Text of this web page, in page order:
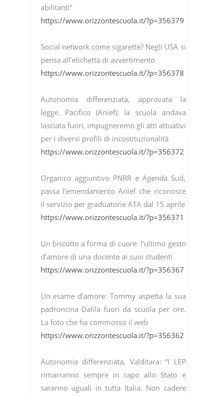
abilitanti”
https://www.orizzontescuola.it/?p=356379
Social network come sigarette? Negli USA si
pensa all’etichetta di avvertimento
https://www.orizzontescuola.it/?p=356378
Autonomia differenziata, approvata la
legge. Pacifico (Anief): la scuola andava
lasciata fuori, impugneremo gli atti attuativi
per i diversi profili di incostituzionalità
https://www.orizzontescuola.it/?p=356372
Organico aggiuntivo PNRR e Agenda Sud,
passa l’emendamento Anief che riconosce
il servizio per graduatorie ATA dal 15 aprile
https://www.orizzontescuola.it/?p=356371
Un biscotto a forma di cuore: l’ultimo gesto
d’amore di una docente ai suoi studenti
https://www.orizzontescuola.it/?p=356367
Un esame d’amore: Tommy aspetta la sua
padroncina Dalila fuori da scuola per ore.
La foto che ha commosso il web
https://www.orizzontescuola.it/?p=356362
Autonomia differenziata, Valditara: “I LEP
rimarranno sempre in capo allo Stato e
saranno uguali in tutta Italia. Non cadere